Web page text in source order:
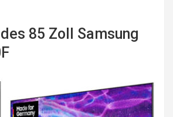
85 Zoll Samsung